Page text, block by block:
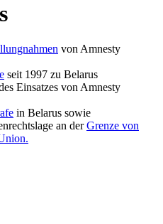
von Amnesty
seit 1997 zu Belarus
Einsatzes von Amnesty
in Belarus sowie
an derGrenze von